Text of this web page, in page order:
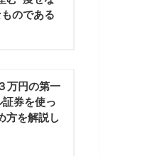
のである
万円の第一
券を使っ
方を解説し